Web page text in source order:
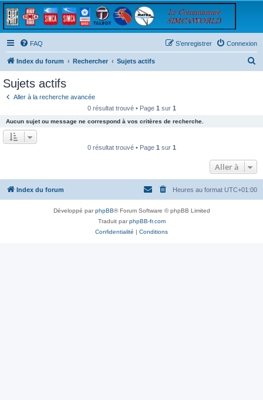
FAQ Connexion
S’enregistrer
Index du forum Rechercher Sujets actifs
e
r
Sujets actifs
Aller à la recherche avancée
0 résultat trouvé • Page 1 sur 1
Aucun sujet ou message ne correspond à vos critères de recherche.
0 résultat trouvé • Page 1 sur 1
Aller à
Index du forum Heures au format UTC+01:00
Développé parphpBB® Forum Software © phpBB Limited
Traduit parphpBB-fr.com
Confidentialité | Conditions